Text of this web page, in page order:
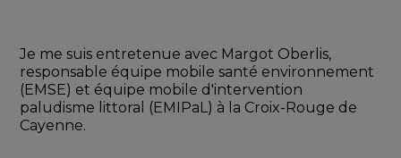
Je me suis entretenue avec Margot Oberlis,
responsable équipe mobile santé environnement
(EMSE) et équipe mobile d'intervention
paludisme littoral (EMIPaL) à la Croix-Rouge de
Cayenne.